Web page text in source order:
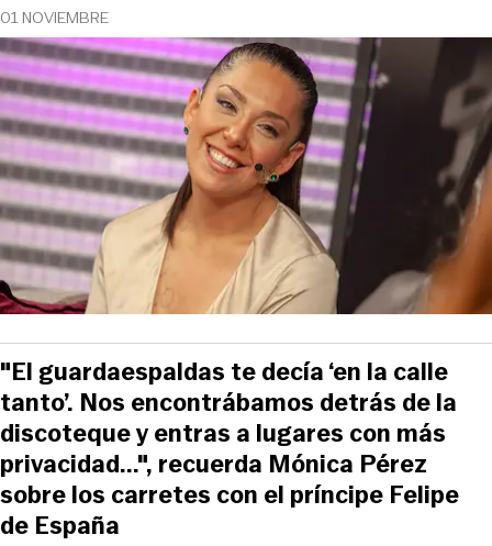
01 NOVIEMBRE
"El guardaespaldas te decía ‘en la calle
tanto’. Nos encontrábamos detrás de la
discoteque y entras a lugares con más
privacidad...", recuerda Mónica Pérez
sobre los carretes con el príncipe Felipe
de España